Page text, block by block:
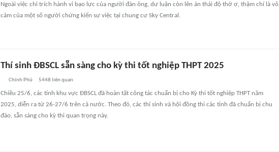
Ngoài việc chỉ trích hành vi bạo lực của người đàn ông, dư luận còn lên án thái độ thờ ơ, thậm chí là vô
cảm của một số người chứng kiến sự việc tại chung cư Sky Central.
Thí sinh ĐBSCL sẵn sàng cho kỳ thi tốt nghiệp THPT 2025
Chính Phủ 5448 liên quan
Chiều 25/6, các tỉnh khu vực ĐBSCL đã hoàn tất công tác chuẩn bị cho Kỳ thi tốt nghiệp THPT năm
2025, diễn ra từ 26-27/6 trên cả nước. Theo đó, các thí sinh và hội đồng thi các tỉnh đã chuẩn bị chu
đáo, sẵn sàng cho kỳ thi quan trọng này.